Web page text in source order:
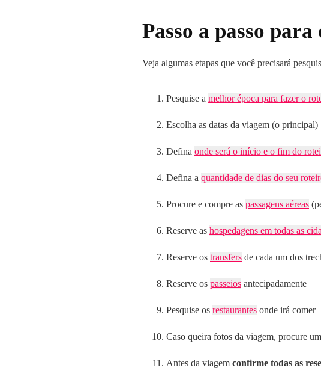
Passo a passo
Veja algumas etapas que você precisará
Pesquise a melhor época para fazer o
Escolha as datas da viagem (o principal)
Defina onde será o início e o fim do
Defina a quantidade de dias do seu
Procure e compre as passagens aéreas
Reserve as hospedagens em todas as
Reserve os transfers de cada um dos
Reserve os passeios antecipadamente
Pesquise os restaurantes onde irá comer
Caso queira fotos da viagem, procure
Antes da viagem confirme todas as